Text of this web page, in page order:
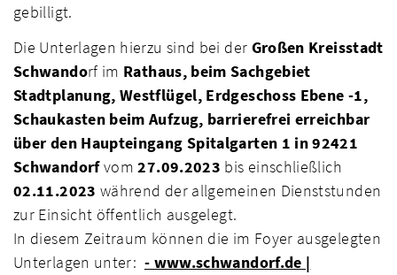
gebilligt.
Die Unterlagen hierzu sind bei der Großen Kreisstadt
Schwandorf im Rathaus, beim Sachgebiet
Stadtplanung, Westflügel, Erdgeschoss Ebene -1,
Schaukasten beim Aufzug, barrierefrei erreichbar
über den Haupteingang Spitalgarten 1 in 92421
Schwandorfvom27.09.2023 bis einschließlich
02.11.2023 während der allgemeinen Dienststunden
zur Einsicht öffentlich ausgelegt.
In diesem Zeitraum können die im Foyer ausgelegten
Unterlagen unter: - www.schwandorf.de |